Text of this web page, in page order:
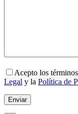
Acepto los
Legal y la Política de